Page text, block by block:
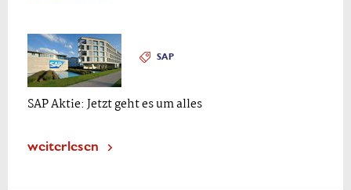
SAP
SAP Aktie: Jetzt geht es um alles
weiterlesen